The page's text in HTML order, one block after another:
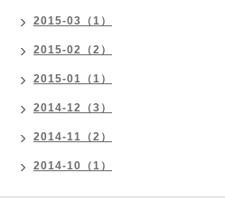
2015-03（1）
2015-02（2）
2015-01（1）
2014-12（3）
2014-11（2）
2014-10（1）